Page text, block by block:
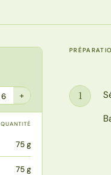
6 +
QUANTITÉ
75 g
75 g
Étape
1